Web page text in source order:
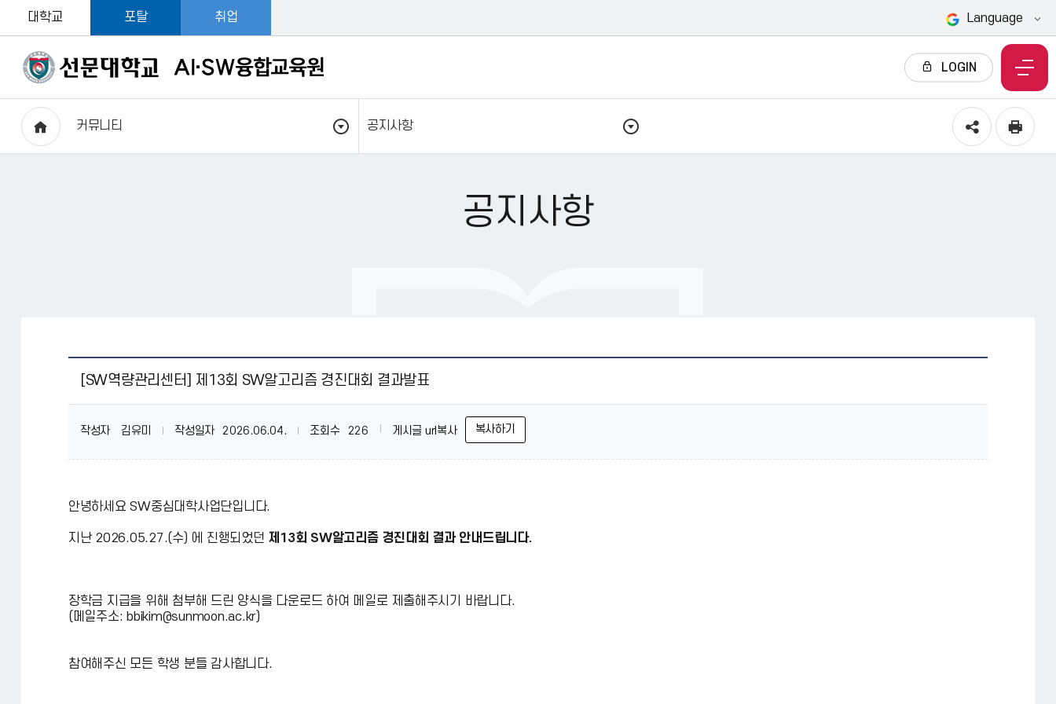
대학교 포탈 취업 Language
LOGIN
전
체
메
뉴
HOME
커뮤니티 공지사항
공지사항
[SW역량관리센터] 제13회 SW알고리즘 경진대회 결과발표
작성자 김유미 작성일자 2026.06.04. 조회수 226 게시글 url복사 복사하기
안녕하세요 SW중심대학사업단입니다.
지난 2026.05.27.(수) 에 진행되었던 제13회 SW알고리즘 경진대회 결과 안내드립니다.
장학금 지급을 위해 첨부해 드린 양식을 다운로드 하여 메일로 제출해주시기 바랍니다.
(메일주소: bbikim@sunmoon.ac.kr)
참여해주신 모든 학생 분들 감사합니다.